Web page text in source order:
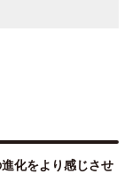
化をより感じさせ